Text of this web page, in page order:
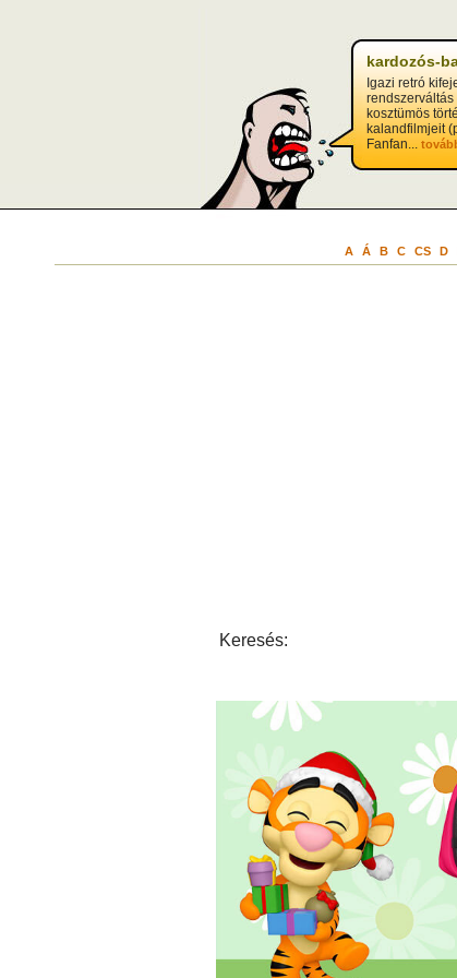
kardozós-
Igazi retró
rendszerváltás
kosztümös
kalandfilmjeit
Fanfan...
A
Á B C CS D
Keresés: